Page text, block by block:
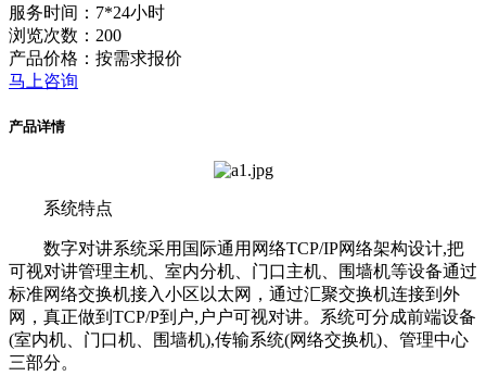
服务时间：7*24小时
浏览次数：200
产品价格：按需求报价
马上咨询
产品详情
系统特点
数字对讲系统采用国际通用网络TCP/IP网络架构设计,把
可视对讲管理主机、室内分机、门口主机、围墙机等设备通过
标准网络交换机接入小区以太网，通过汇聚交换机连接到外
网，真正做到TCP/P到户,户户可视对讲。系统可分成前端设备
(室内机、门口机、围墙机),传输系统(网络交换机)、管理中心
三部分。